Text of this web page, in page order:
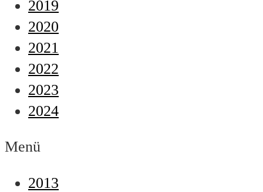
2019
2020
2021
2022
2023
2024
Menü
2013